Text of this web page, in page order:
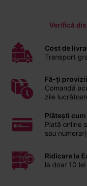
Verifică
Cost de
Transport
Fă-ți
Comandă
zile
Plătești
Plată online
sau numerar)
Ridicare la
la doar 10 lei